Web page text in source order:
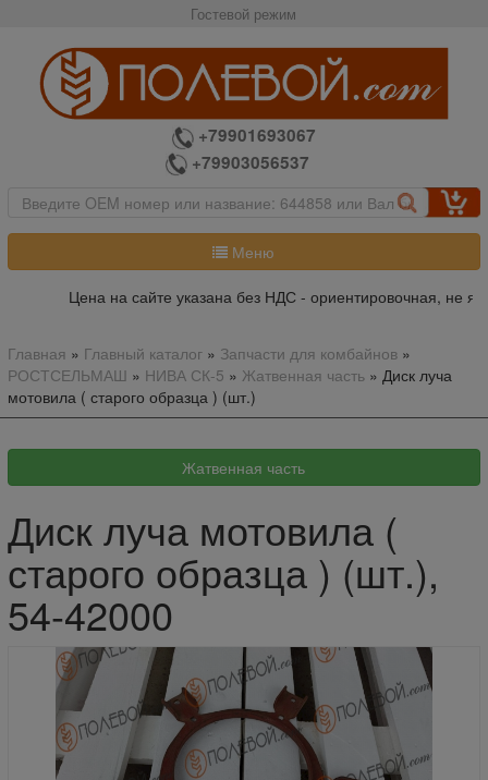
Гостевой режим
+79901693067
+79903056537
Меню
Цена на сайте указана без НДС - ориентировочная, не
Главная » Главный каталог» Запчасти для комбайнов»
РОСТСЕЛЬМАШ » НИВА СК-5 » Жатвенная часть» Диск луча
мотовила ( старого образца ) (шт.)
Диск луча мотовила (
старого образца ) (шт.),
54-42000